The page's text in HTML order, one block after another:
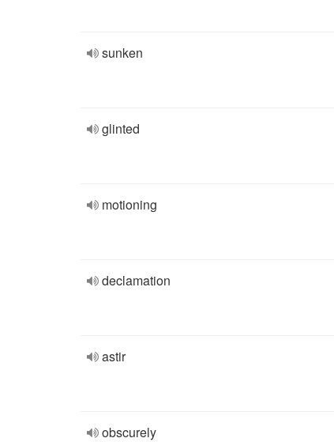
sunken
glinted
motioning
declamation
astir
obscurely